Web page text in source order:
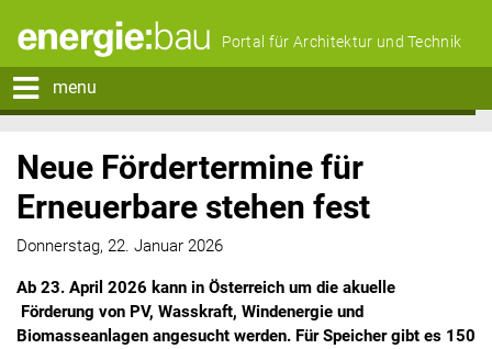
Portal für Architektur und Technik
menu
Neue Fördertermine für
Erneuerbare stehen fest
Donnerstag, 22. Januar 2026
Ab 23. April 2026 kann in Österreich um die akuelle
Förderung von PV, Wasskraft, Windenergie und
Biomasseanlagen angesucht werden. Für Speicher gibt es 150